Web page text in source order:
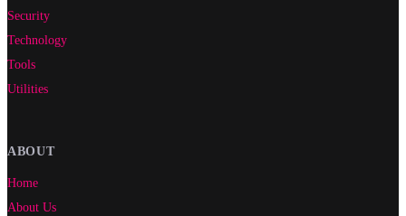
Security
Technology
Tools
Utilities
ABOUT
Home
About Us